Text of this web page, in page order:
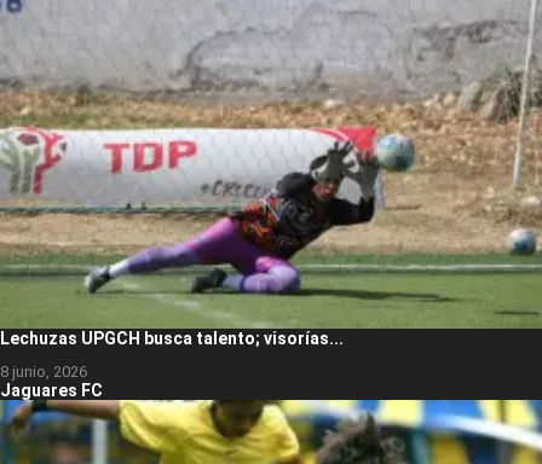
Lechuzas UPGCH busca talento; visorías...
8 junio, 2026
Jaguares FC